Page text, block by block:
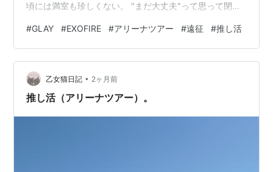
頃には満室も珍しくない。 "まだ大丈夫"って思って閉じ
ること全9都市の日程とおすすめ宿泊エリアを一覧化。 ✅
今すぐ見るだけでOK。まず空き状況だけ確認。キャンセ
ル無料なら早め確保が安心。 📋 目次 🏆 ホテル争奪戦ラ
ンキング 📅 全公演スケジュール 🏨 会場別ホテル 💡 遠征
ホテル予約のコツ 🏆 ホテル争奪戦ランキング GLAY …
#GLAY #EXOFIRE #アリーナツアー #遠征 #推し活
乙女猫日記 • 2ヶ月前
推し活（アリーナツアー）。